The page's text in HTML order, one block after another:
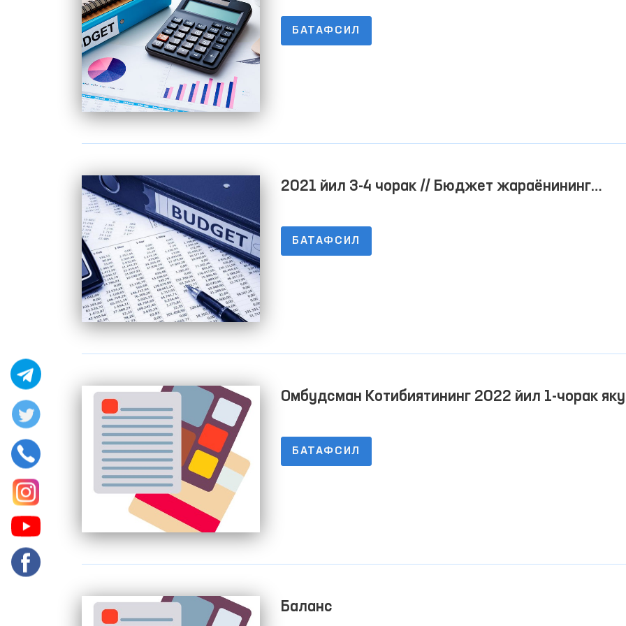
сайтида маълумотларни жойлаштириш тартиби
тўғрисидаги низомнинг 1-8-ИЛОВАЛАРИ
БАТАФСИЛ
2021 йил 3-4 чорак // Бюджет жараёнининг
сайтида маълумотларни жойлаштириш тартиби
тўғрисидаги низомнинг 1-8-ИЛОВАЛАРИ
БАТАФСИЛ
Омбудсман Котибиятининг 2022 йил 1-чорак
Маълумот
БАТАФСИЛ
Баланс